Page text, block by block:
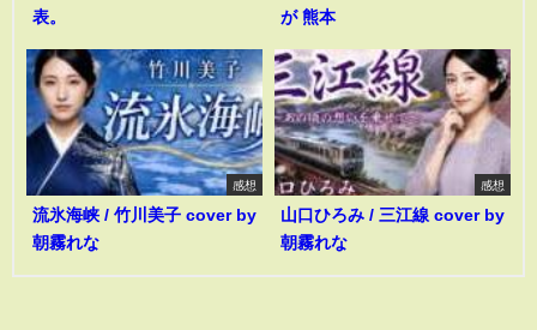
表。
が 熊本
感想
流氷海峡 / 竹川美子 cover by
朝霧れな
感想
山口ひろみ / 三江線 cover by
朝霧れな